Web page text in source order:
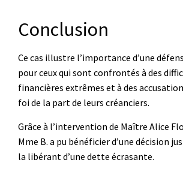
Conclusion
Ce cas illustre l’importance d’une
pour ceux qui sont confrontés à des
financières extrêmes et à des
foi de la part de leurs créanciers.
Grâce à l’intervention de Maître Alice
Mme B. a pu bénéficier d’une décision
la libérant d’une dette écrasante.